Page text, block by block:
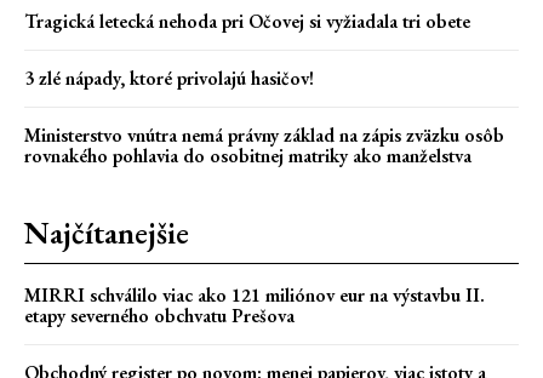
Tragická letecká nehoda pri Očovej si vyžiadala tri obete
3 zlé nápady, ktoré privolajú hasičov!
Ministerstvo vnútra nemá právny základ na zápis zväzku osôb
rovnakého pohlavia do osobitnej matriky ako manželstva
Najčítanejšie
MIRRI schválilo viac ako 121 miliónov eur na výstavbu II.
etapy severného obchvatu Prešova
Obchodný register po novom: menej papierov, viac istoty a